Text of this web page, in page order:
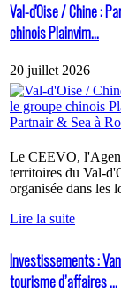
Val-d'Oise / Chine :
chinois Plainvim...
20 juillet 2026
Le CEEVO,
territoires du Val-
organisée dans les
Lire la suite
Investissements :
tourisme d’affaires ...